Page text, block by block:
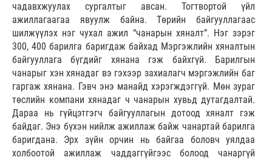
чадавхжуулах сургалтыг авсан. Тогтвортой үйл
ажиллагаагаа явуулж байна. Төрийн байгууллагаас
шилжүүлэх нэг чухал ажил “чанарын хяналт”. Нэг зэрэг
300, 400 барилга баригдаж байхад Мэргэжлийн хяналтын
байгууллага бүгдийг хянана гэж байхгүй. Барилгын
чанарыг хэн хянадаг вэ гэхээр захиалагч мэргэжлийн баг
гаргаж хянана. Гэвч энэ манайд хэрэгждэггүй. Мөн зураг
төслийн компани хянадаг ч чанарын хувьд дутагдалтай.
Дараа нь гүйцэтгэгч байгууллагын дотоод хяналт гэж
байдаг. Энэ бүхэн нийлж ажиллаж байж чанартай барилга
баригдана. Эрх зүйн орчин нь байгаа боловч уялдаа
холбоотой ажиллаж чаддаггүйгээс болоод чанаргүй